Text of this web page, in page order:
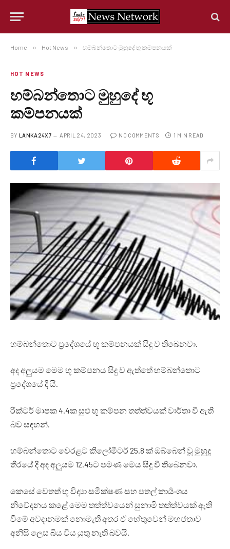
Home » Hot News » හම්බන්තොට මුහුදේ භූ කම්පනයක්
HOT NEWS
හම්බන්තොට මුහුදේ භූ
කම්පනයක්
BY LANKA24X7 APRIL 24, 2023 NO COMMENTS 1 MIN READ
හම්බන්තොට ප්‍රදේශයේ භූ කම්පනයක් සිදු ව තිබෙනවා.
අද අලුයම මෙම භූ කම්පනය සිදු ව ඇත්තේ හම්බන්තොට
ප්‍රදේශයේ දී යි.
රික්ටර් මාපක 4.4ක සුළු භූ කම්පන තත්ත්වයක් වාර්තා වී ඇති
බව සඳහන්.
හම්බන්තොට වෙරළට කිලෝමීටර් 25.8 ක් ඔබ්බෙන් වූ මුහුදු
තීරයේ දී අද අලුයම 12.45ට පමණ මෙය සිදු වී තිබෙනවා.
කෙසේ වෙතත් භූ විද්‍යා සමීක්ෂණ සහ පතල් කාර්‍යංශය
නිවේදනය කළේ මෙම තත්ත්වයෙන් සුනාමි තත්ත්වයක් ඇති
වීමේ අවදානමක් නොමැති අතර ඒ හේතුවෙන් මහජතාව
අනිසි ලෙස බිය විය යුතු නැති බවයි.